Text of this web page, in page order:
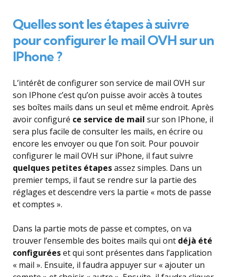
Quelles sont les étapes à suivre
pour configurer le mail OVH sur un
IPhone ?
L’intérêt de configurer son service de mail OVH sur
son IPhone c’est qu’on puisse avoir accès à toutes
ses boîtes mails dans un seul et même endroit. Après
avoir configuré ce service de mail sur son IPhone, il
sera plus facile de consulter les mails, en écrire ou
encore les envoyer ou que l’on soit. Pour pouvoir
configurer le mail OVH sur iPhone, il faut suivre
quelques petites étapesassez simples. Dans un
premier temps, il faut se rendre sur la partie des
réglages et descendre vers la partie « mots de passe
et comptes ».
Dans la partie mots de passe et comptes, on va
trouver l’ensemble des boites mails qui ont déjà été
configuréeset qui sont présentes dans l’application
« mail ». Ensuite, il faudra appuyer sur « ajouter un